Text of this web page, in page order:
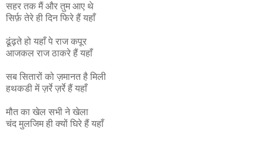
सहर तक मैं और तुम आए थे
सिर्फ़ तेरे ही दिन फिरे हैं यहाँ
ढूंढ़ते हो यहाँ पे राज कपूर
आजकल राज ठाकरे हैं यहाँ
सब सितारों को ज़मानत है मिली
हथकडी में ज़र्रे ज़र्रे हैं यहाँ
मौत का खेल सभी ने खेला
चंद मुलजिम ही क्यों घिरे हैं यहाँ